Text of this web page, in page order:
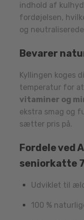
indhold af
fordøjelsen,
og
Bevarer
Kyllingen koges
temperatur for
vitaminer og
ekstra smag og
sætter pris på.
Fordele ved
seniorkatte
Udviklet til
100 %